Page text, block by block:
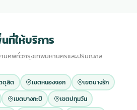
ที่ให้บริการ
นศพทั่วกรุงเทพมหานครและปริมณฑล
ดุสิต เขตหนองจอก
เขตบางรัก
เขตบางกะปิ
เขตปทุมวัน